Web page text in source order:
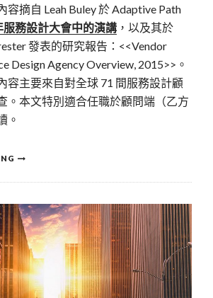
容摘自 Leah Buley 於 Adaptive Path
服務設計大會中的演講 ，以及其於
發表的研究報告：<<Vendor
Design Agency Overview, 2015>>。
容主要來自對全球 71 間服務設計顧
。本文特別適合任職於顧問端（乙方
。